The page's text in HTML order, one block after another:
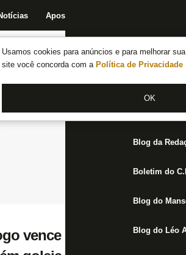
Usamos cookies para anúncios e para melhorar
site você concorda com a Política de Privacidade
OK
Apostas
Notícias do
Fórum
Jogos
Blog da
Boletim do
Blog do
Blog do Léo
vence Boavista e se